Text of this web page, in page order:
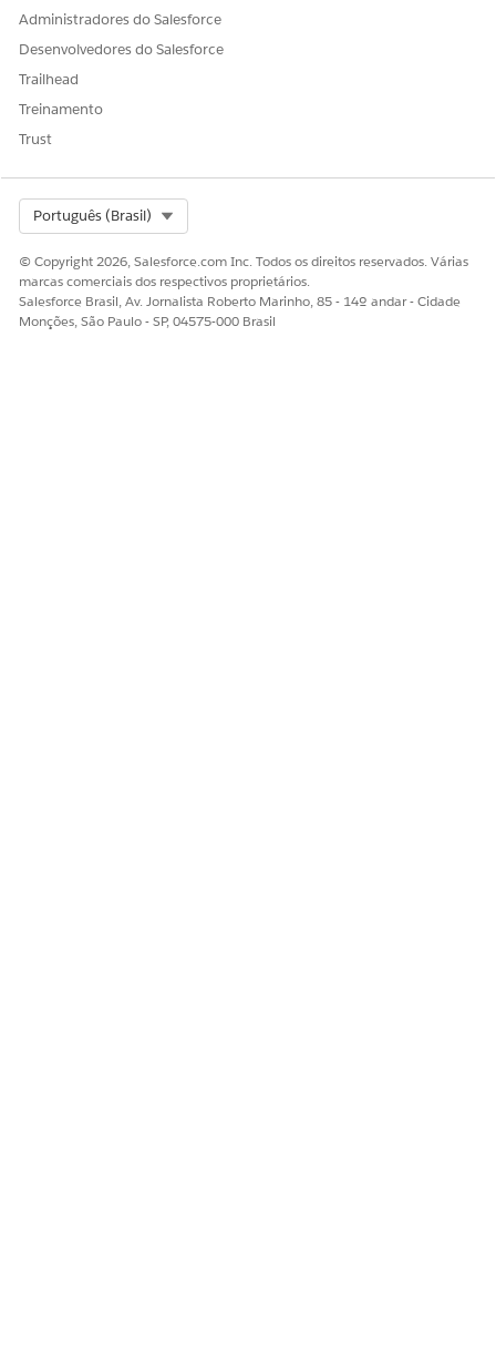
Administradores do Salesforce
Desenvolvedores do Salesforce
Trailhead
Treinamento
Trust
Português (Brasil)
© Copyright 2026, Salesforce.com Inc. Todos os direitos reservados. Várias
marcas comerciais dos respectivos proprietários.
Salesforce Brasil, Av. Jornalista Roberto Marinho, 85 - 14º andar - Cidade
Monções, São Paulo - SP, 04575-000 Brasil